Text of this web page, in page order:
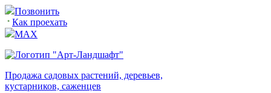
Позвонить
Как проехать
MAX
Продажа садовых растений, деревьев,
кустарников, саженцев